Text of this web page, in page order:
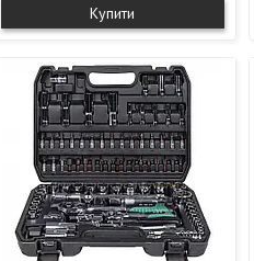
Купити